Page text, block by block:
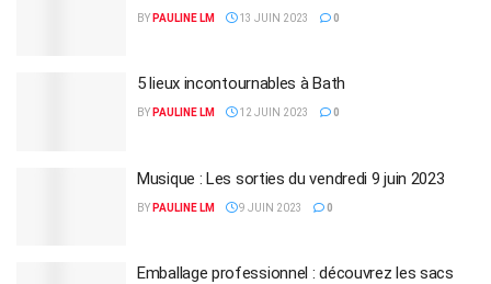
BY PAULINE LM 13 JUIN 2023 0
5 lieux incontournables à Bath
BY PAULINE LM 12 JUIN 2023 0
Musique : Les sorties du vendredi 9 juin 2023
BY PAULINE LM 9 JUIN 2023 0
Emballage professionnel : découvrez les sacs